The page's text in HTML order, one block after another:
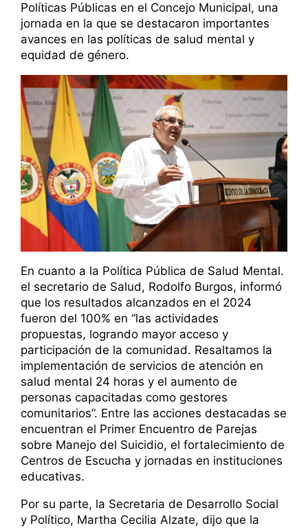
Políticas Públicas en el Concejo Municipal, una
jornada en la que se destacaron importantes
avances en las políticas de salud mental y
equidad de género.
En cuanto a la Política Pública de Salud Mental.
el secretario de Salud, Rodolfo Burgos, informó
que los resultados alcanzados en el 2024
fueron del 100% en “las actividades
propuestas, logrando mayor acceso y
participación de la comunidad. Resaltamos la
implementación de servicios de atención en
salud mental 24 horas y el aumento de
personas capacitadas como gestores
comunitarios”. Entre las acciones destacadas se
encuentran el Primer Encuentro de Parejas
sobre Manejo del Suicidio, el fortalecimiento de
Centros de Escucha y jornadas en instituciones
educativas.
Por su parte, la Secretaria de Desarrollo Social
y Político, Martha Cecilia Alzate, dijo que la